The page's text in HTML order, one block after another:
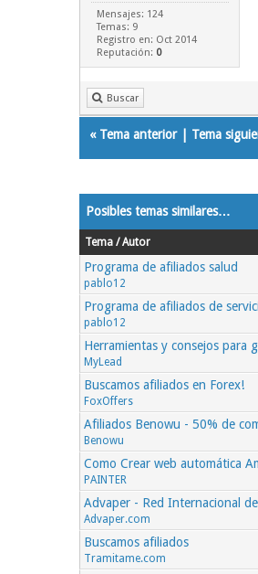
Mensajes: 124
Temas: 9
Registro en: Oct 2014
Reputación: 0
Buscar
« Tema anterior| Tema
Posibles temas similares…
Tema / Autor
Programa de afiliados salud
pablo12
Programa de afiliados de
pablo12
Herramientas y consejos para
MyLead
Buscamos afiliados en Forex!
FoxOffers
Afiliados Benowu - 50% de
Benowu
Como Crear web automática
PAINTER
Advaper - Red Internacional
Advaper.com
Buscamos afiliados
Tramitame.com